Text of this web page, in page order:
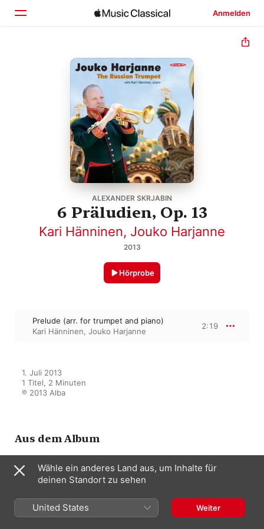
Anmelden
Startseite
ALEXANDER SKRJABIN
6 Präludien, Op. 13
Kari Hänninen, Jouko Harjanne
2013
Hörprobe
Prelude (arr. for trumpet and piano)
Kari Hänninen, Jouko Harjanne
2:19
1. Juli 2013
1 Titel, 2 Minuten
℗ 2013 Alba
Aus dem Album
Harjanne, Jouko: The Russian
Wähle ein anderes Land aus, um Inhalte für
deinen Standort zu sehen
United States Weiter